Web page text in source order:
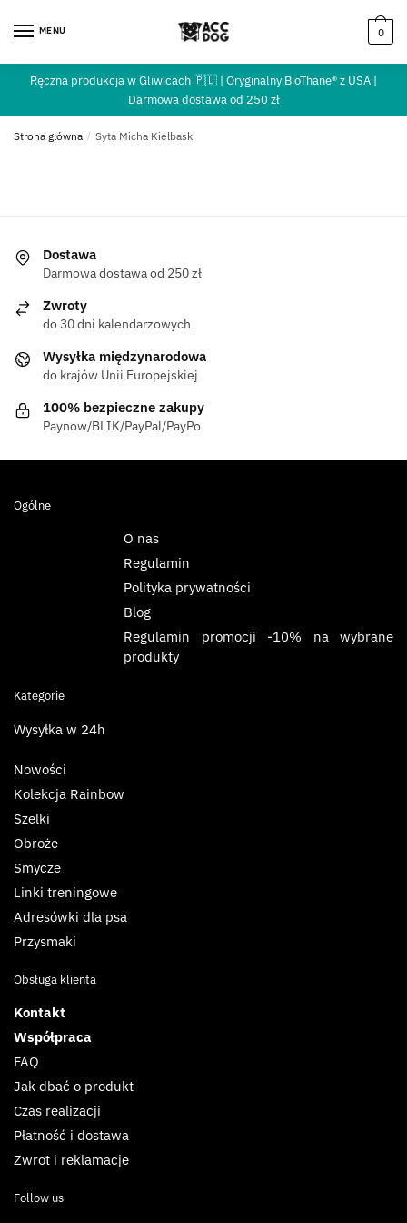
MENU 0
Ręczna produkcja w Gliwicach 🇵🇱 | Oryginalny BioThane® z USA |
Darmowa dostawa od 250 zł
Strona główna / Syta Micha Kiełbaski
Dostawa
Darmowa dostawa od 250 zł
Zwroty
do 30 dni kalendarzowych
Wysyłka międzynarodowa
do krajów Unii Europejskiej
100% bezpieczne zakupy
Paynow/BLIK/PayPal/PayPo
Ogólne
O nas
Regulamin
Polityka prywatności
Blog
Regulamin promocji -10% na wybrane
produkty
Kategorie
Wysyłka w 24h
Nowości
Kolekcja Rainbow
Szelki
Obroże
Smycze
Linki treningowe
Adresówki dla psa
Przysmaki
Obsługa klienta
Kontakt
Współpraca
FAQ
Jak dbać o produkt
Czas realizacji
Płatność i dostawa
Zwrot i reklamacje
Follow us